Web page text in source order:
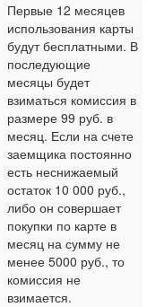
Первые 12 месяцев
использования карты
будут бесплатными. В
последующие
месяцы будет
взиматься комиссия в
размере 99 руб. в
месяц. Если на счете
заемщика постоянно
есть неснижаемый
остаток 10 000 руб.,
либо он совершает
покупки по карте в
месяц на сумму не
менее 5000 руб., то
комиссия не
взимается.